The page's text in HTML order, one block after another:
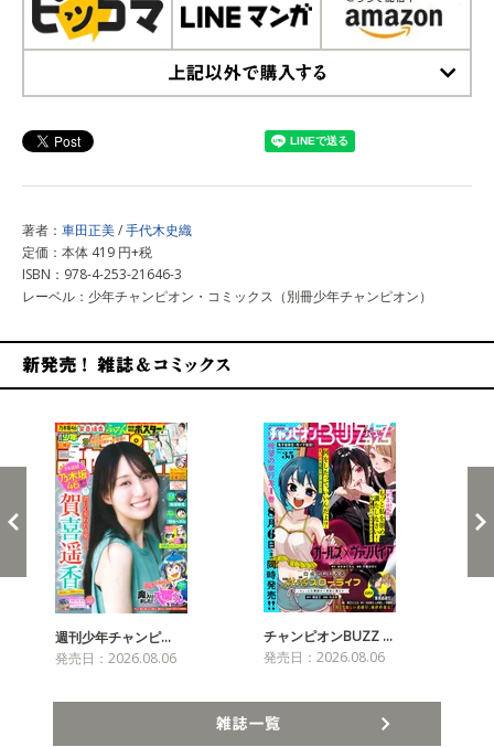
著者： 車田正美/手代木史織
定価：本体 419 円+税
ISBN：978-4-253-21646-3
レーベル：少年チャンピオン・コミックス（別冊少年チャンピオン）
週刊少年チャンピ…
発売日：2026.08.06
チャンピオンBUZZ …
発売日：2026.08.06